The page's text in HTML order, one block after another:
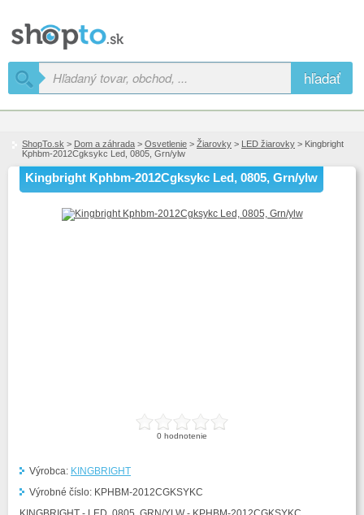
hľadať
ShopTo.sk > Dom a záhrada > Osvetlenie > Žiarovky > LED žiarovky > Kingbright
Kphbm-2012Cgksykc Led, 0805, Grn/ylw
Kingbright Kphbm-2012Cgksykc Led, 0805, Grn/ylw
0 hodnotenie
Výrobca: KINGBRIGHT
Výrobné číslo: KPHBM-2012CGKSYKC